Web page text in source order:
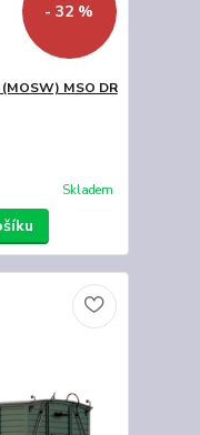
- 32 %
MSO DR
Skladem